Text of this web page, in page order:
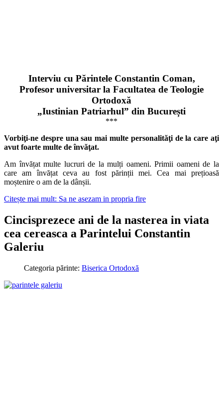
Interviu cu Părintele Constantin Coman,
Profesor universitar la Facultatea de Teologie
Ortodoxă
„Iustinian Patriarhul” din București
***
Vorbiţi-ne despre una sau mai multe personalităţi de la care aţi
avut foarte multe de învăţat.
Am învățat multe lucruri de la mulți oameni. Primii oameni de la
care am învățat ceva au fost părinții mei. Cea mai prețioasă
moștenire o am de la dânșii.
Citește mai mult: Sa ne asezam in propria fire
Cincisprezece ani de la nasterea in viata
cea cereasca a Parintelui Constantin
Galeriu
Categoria părinte: Biserica Ortodoxă